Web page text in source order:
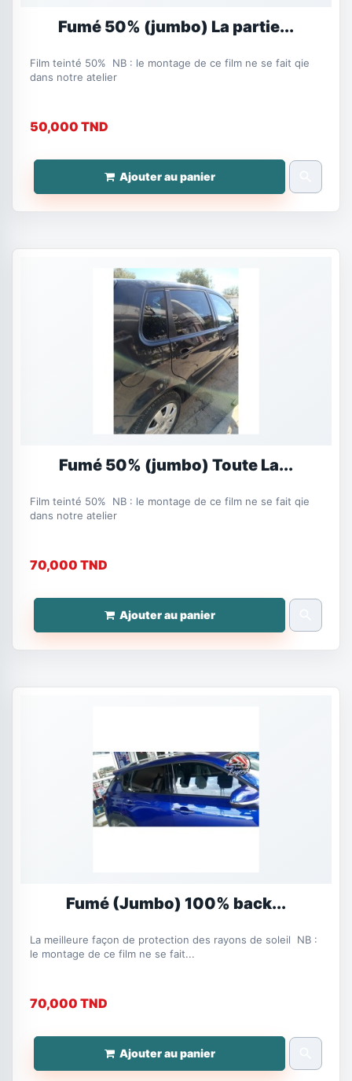
Fumé 50% (jumbo) La partie...
Film teinté 50% NB : le montage de ce film ne se fait qie
dans notre atelier
50,000 TND
Ajouter au panier
Fumé 50% (jumbo) Toute La...
Film teinté 50% NB : le montage de ce film ne se fait qie
dans notre atelier
70,000 TND
Ajouter au panier
Fumé (Jumbo) 100% back...
La meilleure façon de protection des rayons de soleil NB :
le montage de ce film ne se fait...
70,000 TND
Ajouter au panier